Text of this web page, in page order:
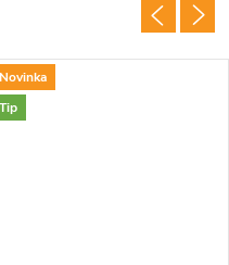
Novinka
Tip